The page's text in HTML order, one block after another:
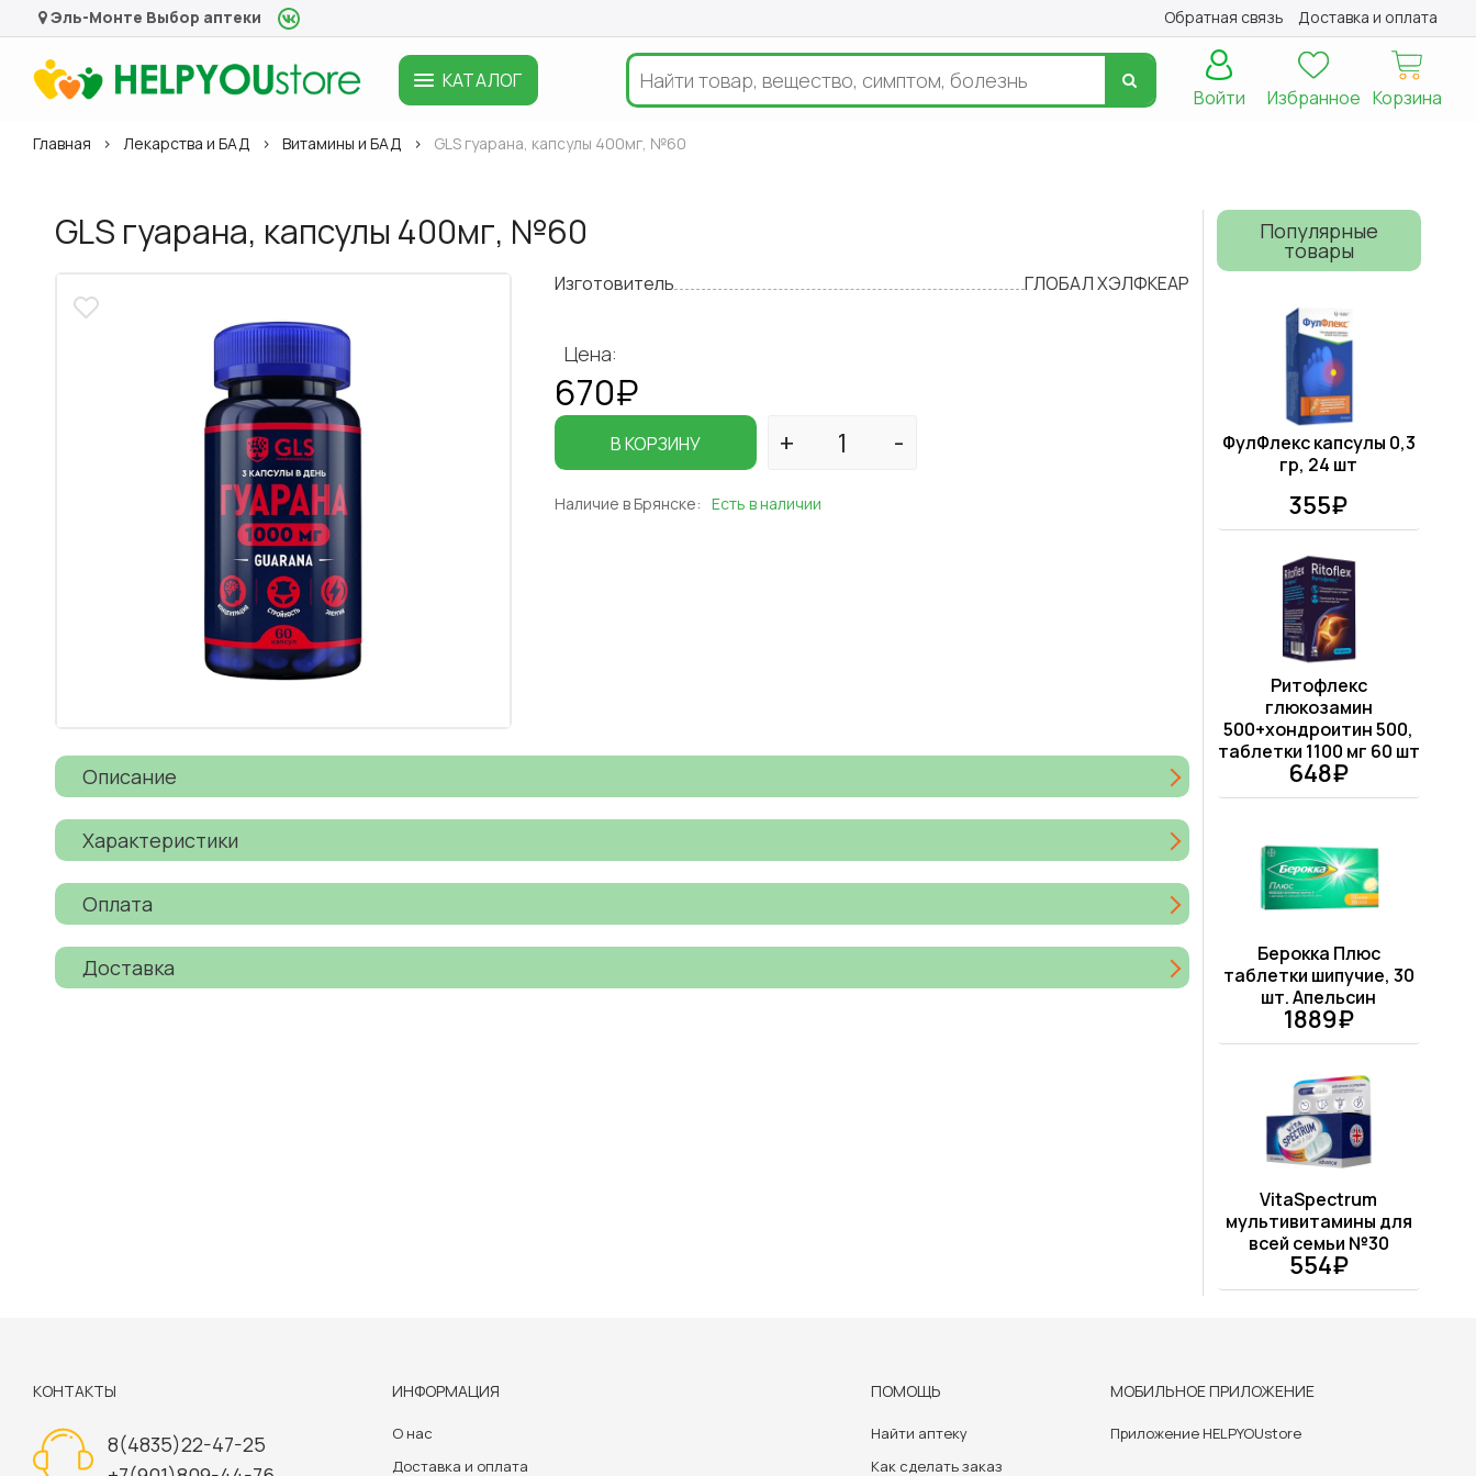
Эль-Монте Выбор аптеки Обратная связь Доставка и оплата
КАТАЛОГ
Корзина
Избранное
Войти
Главная Лекарства и БАД Витамины и БАД GLS гуарана, капсулы 400мг, №60
GLS гуарана, капсулы 400мг, №60
Изготовитель ГЛОБАЛ ХЭЛФКЕАР
Цена:
670₽
В КОРЗИНУ
Наличие в Брянске: Есть в наличии
Описание
Характеристики
Оплата
Доставка
Популярные
товары
ФулФлекс капсулы 0,3
гр, 24 шт
355₽
Ритофлекс
глюкозамин
500+хондроитин 500,
таблетки 1100 мг 60 шт
648₽
Берокка Плюс
таблетки шипучие, 30
шт. Апельсин
1889₽
VitaSpectrum
мультивитамины для
всей семьи №30
554₽
КОНТАКТЫ
8(4835)22-47-25
ИНФОРМАЦИЯ
О нас
Доставка и оплата
ПОМОЩЬ
Найти аптеку
Как сделать заказ
МОБИЛЬНОЕ ПРИЛОЖЕНИЕ
Приложение HELPYOUstore